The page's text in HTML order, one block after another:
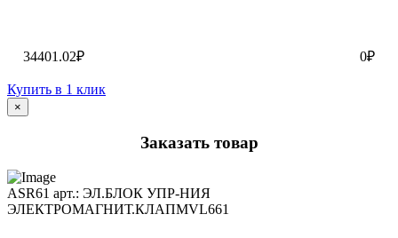
34401.02₽ 0₽
Купить в 1 клик
×
Заказать товар
ASR61 арт.: ЭЛ.БЛОК УПР-НИЯ
ЭЛЕКТРОМАГНИТ.КЛАПMVL661